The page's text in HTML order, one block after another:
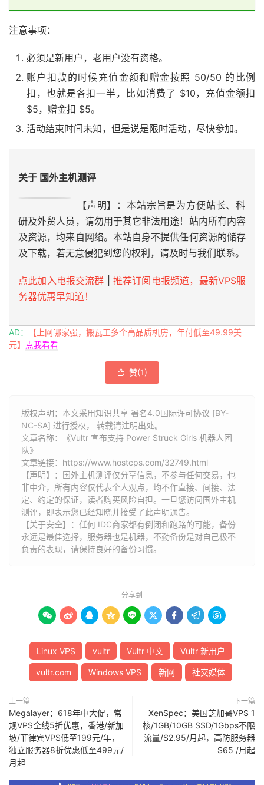
注意事项：
必须是新用户，老用户没有资格。
账户扣款的时候充值金额和赠金按照 50/50 的比例
扣，也就是各扣一半，比如消费了 $10，充值金额扣
$5，赠金扣 $5。
活动结束时间未知，但是说是限时活动，尽快参加。
关于 国外主机测评
【声明】：本站宗旨是为方便站长、科
研及外贸人员，请勿用于其它非法用途！站内所有内容
及资源，均来自网络。本站自身不提供任何资源的储存
及下载，若无意侵犯到您的权利，请及时与我们联系。
点此加入电报交流群
推荐订阅电报频道，最新VPS服
务器优惠早知道！
AD：
【上网哪家强，搬瓦工多个高品质机房，年付低至49.99美
元】
点我看看
 赞(1)
版权声明：本文采用知识共享 署名4.0国际许可协议 [BY-
NC-SA] 进行授权， 转载请注明出处。
文章名称：《Vultr 宣布支持 Power Struck Girls 机器人团
队》
文章链接： https://www.hostcps.com/32749.html
【声明】：国外主机测评仅分享信息，不参与任何交易，也
非中介，所有内容仅代表个人观点，均不作直接、间接、法
定、约定的保证，读者购买风险自担。一旦您访问国外主机
测评，即表示您已经知晓并接受了此声明通告。
【关于安全】：任何 IDC商家都有倒闭和跑路的可能，备份
永远是最佳选择，服务器也是机器，不勤备份是对自己极不
负责的表现，请保持良好的备份习惯。
分享到
        
Linux VPS vultr Vultr 中文 Vultr 新用户
vultr.com Windows VPS 新网 社交媒体
上一篇
Megalayer：618年中大促，常
规VPS全线5折优惠，香港/新加
坡/菲律宾VPS低至199元/年，
独立服务器8折优惠低至499元/
月起
下一篇
XenSpec：美国芝加哥VPS 1
核/1GB/10GB SSD/1Gbps不限
流量/$2.95/月起，高防服务器
$65 /月起